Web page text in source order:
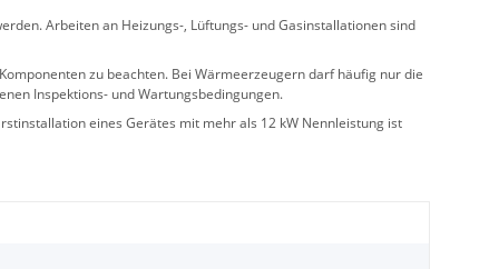
Arbeiten an Heizungs-, Lüftungs- und Gasinstallationen sind
zu beachten. Bei Wärmeerzeugern darf häufig nur die
Inspektions- und Wartungsbedingungen.
eines Gerätes mit mehr als 12 kW Nennleistung ist